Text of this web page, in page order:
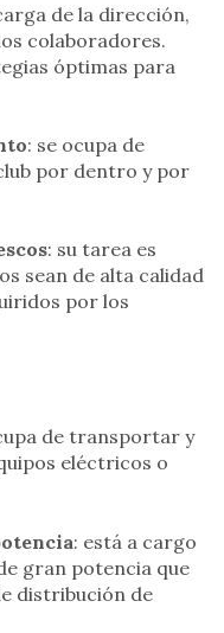
de la dirección,
colaboradores.
óptimas para
: se ocupa de
por dentro y por
: su tarea es
sean de alta calidad
por los
de transportar y
eléctricos o
: está a cargo
gran potencia que
distribución de